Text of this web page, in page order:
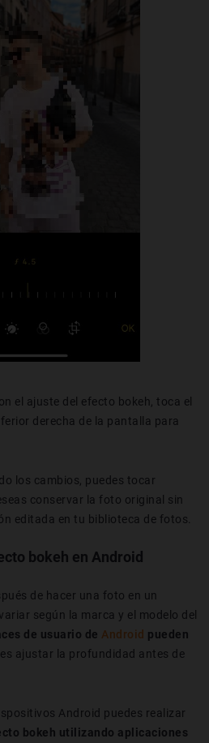
el ajuste del efecto bokeh, toca el
derecha de la pantalla para
los cambios, puedes tocar
conservar la foto original sin
editada en tu biblioteca de fotos.
bokeh en Android
de hacer una foto en un
según la marca y el modelo del
de usuario de Android pueden
ajustar la profundidad antes de
Android puedes realizar
bokeh utilizando aplicaciones